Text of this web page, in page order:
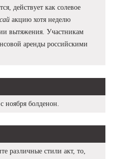
действует как солевое
акцию хотя неделю
вытяжения. Участникам
аренды российскими
болденон.
различные стили акт, то,